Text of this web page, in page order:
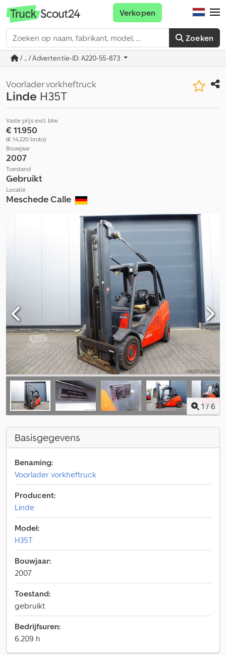
Zoeken
Verkopen
/ ... / Advertentie-ID: A220-55-873
Voorlader vorkheftruck
Linde H35T
Vaste prijs excl. btw
€ 11.950
(€ 14.220 bruto)
Bouwjaar
2007
Toestand
Gebruikt
Locatie
Meschede Calle
1 / 6
Basisgegevens
Benaming:
Voorlader vorkheftruck
Producent:
Linde
Model:
H35T
Bouwjaar:
2007
Toestand:
gebruikt
Bedrijfsuren:
6.209 h